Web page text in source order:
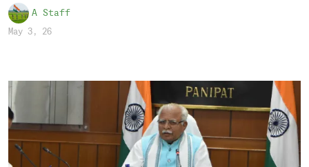
A Staff
May 3, 26